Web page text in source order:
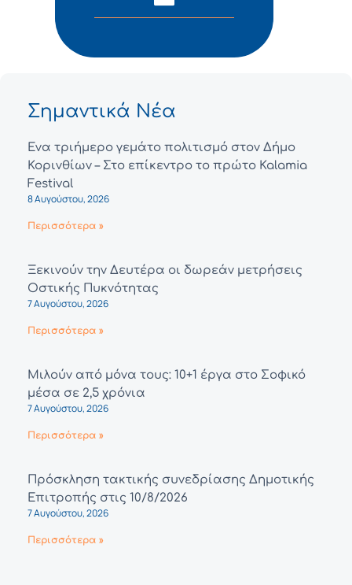
Σημαντικά Νέα
Ένα τριήμερο γεμάτο πολιτισμό στον Δήμο
Κορινθίων – Στο επίκεντρο το πρώτο Kalamia
Festival
8 Αυγούστου, 2026
Περισσότερα »
Ξεκινούν την Δευτέρα οι δωρεάν μετρήσεις
Οστικής Πυκνότητας
7 Αυγούστου, 2026
Περισσότερα »
Μιλούν από μόνα τους: 10+1 έργα στο Σοφικό
μέσα σε 2,5 χρόνια
7 Αυγούστου, 2026
Περισσότερα »
Πρόσκληση τακτικής συνεδρίασης Δημοτικής
Επιτροπής στις 10/8/2026
7 Αυγούστου, 2026
Περισσότερα »